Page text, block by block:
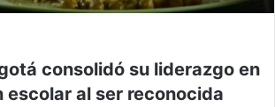
consolidó su liderazgo en
escolar al ser reconocida